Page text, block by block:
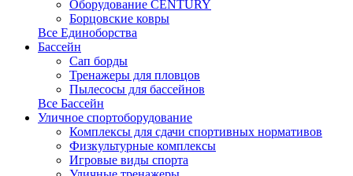
Оборудование CENTURY
Борцовские ковры
Все Единоборства
Бассейн
Сап борды
Тренажеры для пловцов
Пылесосы для бассейнов
Все Бассейн
Уличное спортоборудование
Комплексы для сдачи спортивных нормативов
Физкультурные комплексы
Игровые виды спорта